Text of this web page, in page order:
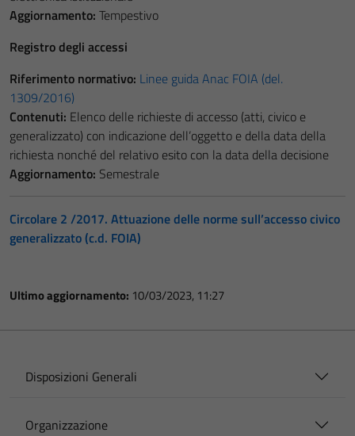
Aggiornamento: Tempestivo
Registro degli accessi
Riferimento normativo: Linee guida Anac FOIA (del.
1309/2016)
Contenuti: Elenco delle richieste di accesso (atti, civico e
generalizzato) con indicazione dell’oggetto e della data della
richiesta nonché del relativo esito con la data della decisione
Aggiornamento: Semestrale
Circolare 2 /2017. Attuazione delle norme sull’accesso civico
generalizzato (c.d. FOIA)
Ultimo aggiornamento: 10/03/2023, 11:27
Disposizioni Generali
Organizzazione